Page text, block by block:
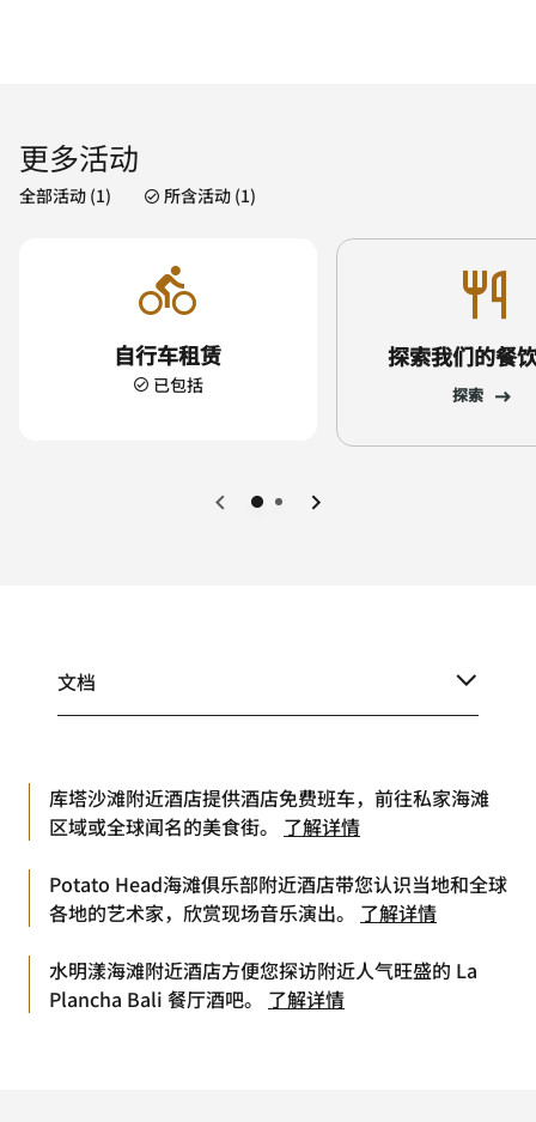
更多活动
全部活动 (1) 所含活动 (1)
自行车租赁
已包括
探索我们的餐
探索
上一页 下一页
文档
库塔沙滩附近酒店提供酒店免费班车，前往私家海滩
区域或全球闻名的美食街。 了解详情
Potato Head海滩俱乐部附近酒店带您认识当地和全球
各地的艺术家，欣赏现场音乐演出。 了解详情
水明漾海滩附近酒店方便您探访附近人气旺盛的 La
Plancha Bali 餐厅酒吧。 了解详情